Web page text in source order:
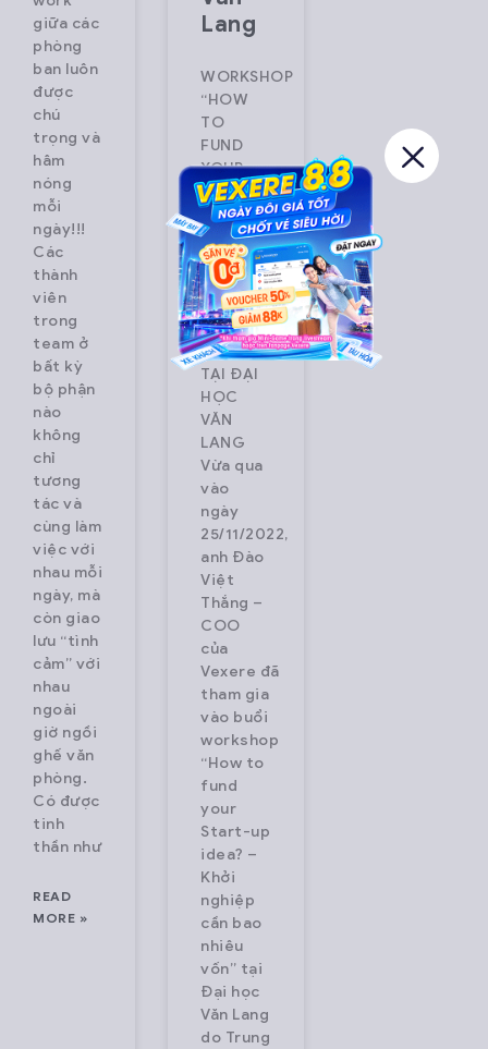
giữa các
phòng
ban luôn
được
chú
trọng và
hâm
nóng
mỗi
ngày!!!
Các
thành
viên
trong
team ở
bất kỳ
bộ phận
nào
không
chỉ
tương
tác và
cùng làm
việc với
nhau mỗi
ngày, mà
còn giao
lưu “tình
cảm” với
nhau
ngoài
giờ ngồi
ghế văn
phòng.
Có được
tinh
thần như
READ
MORE »
Lang
WORKSHOP
“HOW
TO
FUND
YOUR
START-
UP IDEA?
– KHỞI
NGHIỆP
CẦN
BAO
NHIÊU
VỐN?”
TẠI ĐẠI
HỌC
VĂN
LANG
Vừa qua
vào
ngày
25/11/2022,
anh Đào
Việt
Thắng –
COO
của
Vexere đã
tham gia
vào buổi
workshop
“How to
fund
your
Start-up
idea? –
Khởi
nghiệp
cần bao
nhiêu
vốn” tại
Đại học
Văn Lang
do Trung